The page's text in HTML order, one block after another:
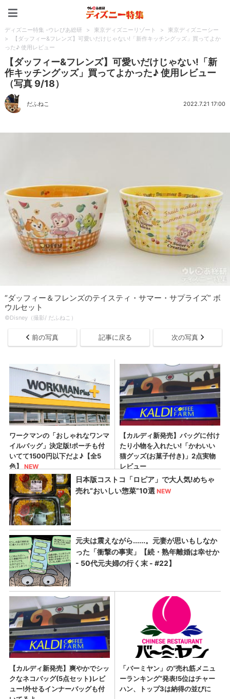
ディズニー特集 -ウレぴあ総研 > 東京ディズニーリゾート >
東京ディズニーシー
>
【ダッフィー&フレンズ】可愛いだけじゃない!「新作キッチングッズ」買ってよか
った♪ 使用レビュー
【ダッフィー&フレンズ】可愛いだけじゃない!「新
作キッチングッズ」買ってよかった♪ 使用レビュー
（写真 9/18）
だふねこ 2022.7.21 17:00
“ダッフィー＆フレンズのテイスティ・サマー・サプライズ” ボ
ウルセット
©Disney（撮影/ だふねこ）
前の写真 記事に戻る 次の写真